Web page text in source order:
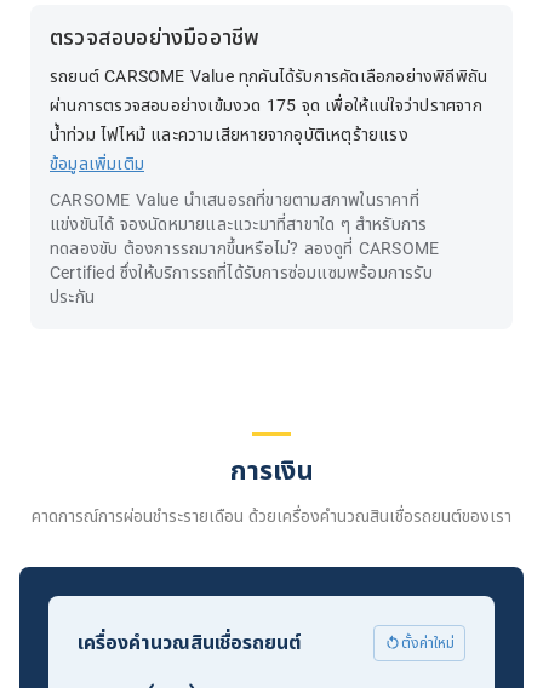
ตรวจสอบอย่างมืออาชีพ
รถยนต์ CARSOME Value ทุกคันได้รับการคัดเลือกอย่างพิถีพิถัน
ผ่านการตรวจสอบอย่างเข้มงวด 175 จุด เพื่อให้แน่ใจว่าปราศจาก
น้ำท่วม ไฟไหม้ และความเสียหายจากอุบัติเหตุร้ายแรง
ข้อมูลเพิ่มเติม
CARSOME Value นำเสนอรถที่ขายตามสภาพในราคาที่
แข่งขันได้ จองนัดหมายและแวะมาที่สาขาใด ๆ สำหรับการ
ทดลองขับ ต้องการรถมากขึ้นหรือไม่? ลองดูที่ CARSOME
Certified ซึ่งให้บริการรถที่ได้รับการซ่อมแซมพร้อมการรับ
ประกัน
การเงิน
คาดการณ์การผ่อนชำระรายเดือน ด้วยเครื่องคำนวณสินเชื่อรถยนต์ของเรา
เครื่องคำนวณสินเชื่อรถยนต์ ตั้งค่าใหม่